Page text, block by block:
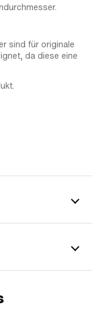
sind für originale
da diese eine